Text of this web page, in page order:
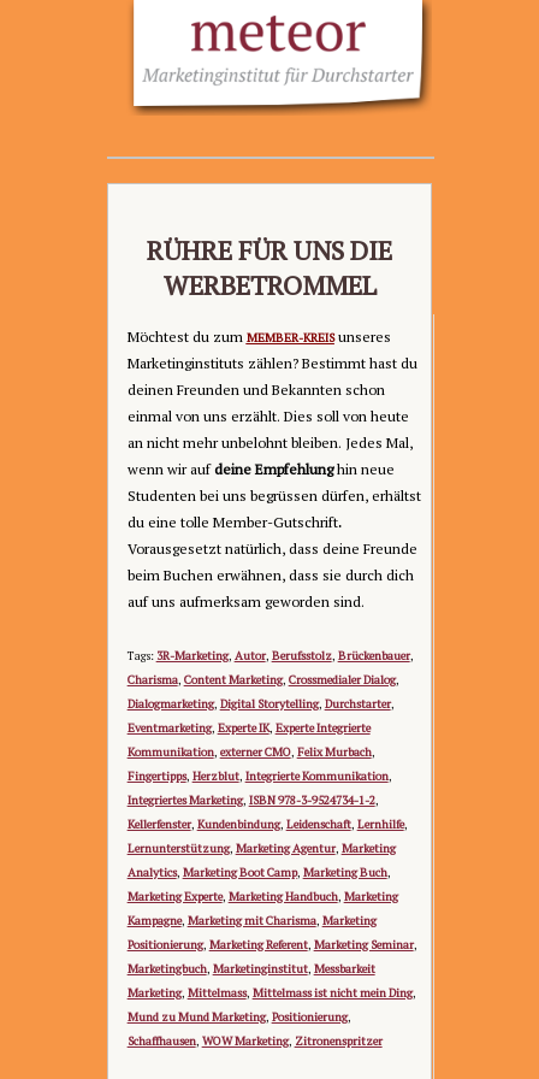
RÜHRE FÜR UNS DIE
WERBETROMMEL
Möchtest du zum MEMBER-KREISunseres
Marketinginstituts zählen? Bestimmt hast du
deinen Freunden und Bekannten schon
einmal von uns erzählt. Dies soll von heute
an nicht mehr unbelohnt bleiben. Jedes Mal,
wenn wir aufdeine Empfehlunghin neue
Studenten bei uns begrüssen dürfen, erhältst
du eine tolle Member-Gutschrift.
Vorausgesetzt natürlich, dass deine Freunde
beim Buchen erwähnen, dass sie durch dich
auf uns aufmerksam geworden sind.
Tags: 3R-Marketing, Autor, Berufsstolz, Brückenbauer,
Charisma, Content Marketing, Crossmedialer Dialog,
Dialogmarketing, Digital Storytelling, Durchstarter,
Eventmarketing, Experte IK, Experte Integrierte
Kommunikation, externer CMO, Felix Murbach,
Fingertipps, Herzblut, Integrierte Kommunikation,
Integriertes Marketing, ISBN 978-3-9524734-1-2,
Kellerfenster, Kundenbindung, Leidenschaft, Lernhilfe,
Lernunterstützung, Marketing Agentur, Marketing
Analytics, Marketing Boot Camp, Marketing Buch,
Marketing Experte, Marketing Handbuch, Marketing
Kampagne, Marketing mit Charisma, Marketing
Positionierung, Marketing Referent, Marketing Seminar,
Marketingbuch, Marketinginstitut, Messbarkeit
Marketing, Mittelmass, Mittelmass ist nicht mein Ding,
Mund zu Mund Marketing, Positionierung,
Schaffhausen, WOW Marketing, Zitronenspritzer